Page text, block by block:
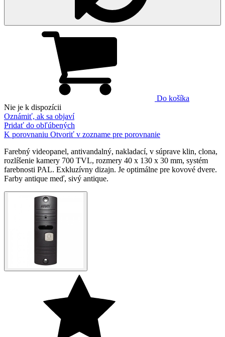
Do košíka
Nie je k dispozícii
Oznámiť, ak sa objaví
Pridať do obľúbených
K porovnaniu Otvoriť v zozname pre porovnanie
Farebný videopanel, antivandalný, nakladací, v súprave klin, clona,
rozlíšenie kamery 700 TVL, rozmery 40 x 130 x 30 mm, systém
farebnosti PAL. Exkluzívny dizajn. Je optimálne pre kovové dvere.
Farby antique meď, sivý antique.